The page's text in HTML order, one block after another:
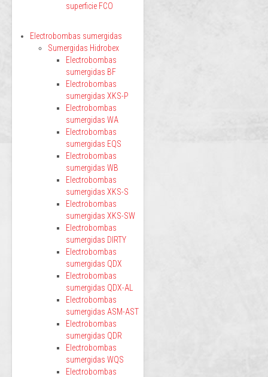
superficie FCO
Electrobombas sumergidas
Sumergidas Hidrobex
Electrobombas
sumergidas BF
Electrobombas
sumergidas XKS-P
Electrobombas
sumergidas WA
Electrobombas
sumergidas EQS
Electrobombas
sumergidas WB
Electrobombas
sumergidas XKS-S
Electrobombas
sumergidas XKS-SW
Electrobombas
sumergidas DIRTY
Electrobombas
sumergidas QDX
Electrobombas
sumergidas QDX-AL
Electrobombas
sumergidas ASM-AST
Electrobombas
sumergidas QDR
Electrobombas
sumergidas WQS
Electrobombas